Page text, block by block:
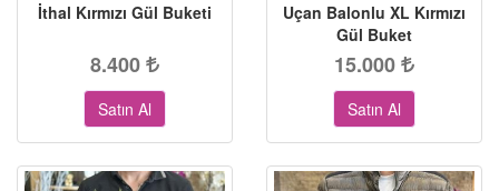
İthal Kırmızı Gül Buketi
8.400
Satın Al
Uçan Balonlu XL Kırmızı
Gül Buket
15.000
Satın Al